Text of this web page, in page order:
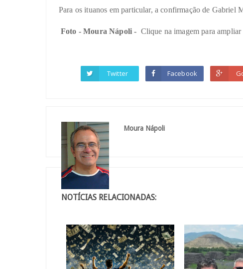
Para os ituanos em particular, a confirmação de Gabriel
Foto - Moura Nápoli - Clique na imagem para ampliar
Twitter Facebook
Moura Nápoli
NOTÍCIAS RELACIONADAS: